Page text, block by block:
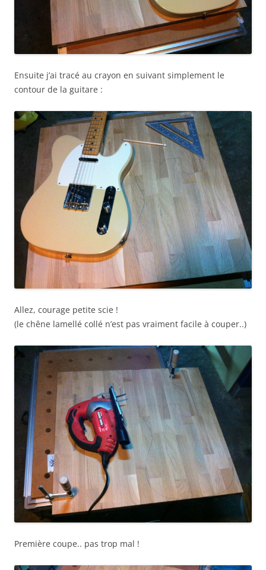
Ensuite j’ai tracé au crayon en suivant simplement le
contour de la guitare :
Allez, courage petite scie !
(le chêne lamellé collé n’est pas vraiment facile à couper..)
Première coupe.. pas trop mal !